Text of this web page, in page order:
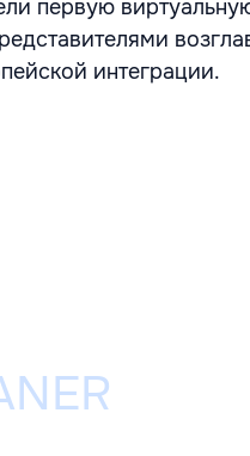
первую
интеграции.